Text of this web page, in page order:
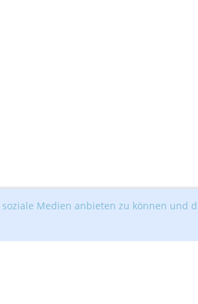
Medien anbieten zu können und